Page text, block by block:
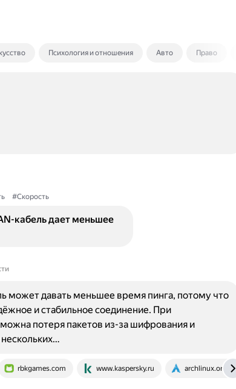
Психология и отношения Авто Право
#Скорость
кабель дает меньшее
rbkgames.com www.kaspersky.ru archlinux.org.ru
может давать меньшее время пинга, потому что
и стабильное соединение. При
потеря пакетов из-за шифрования и